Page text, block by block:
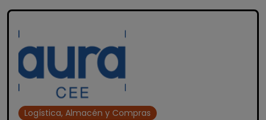
Logística, Almacén y Compras